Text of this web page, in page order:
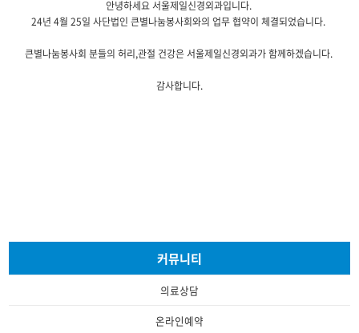
안녕하세요 서울제일신경외과입니다.
24년 4월 25일 사단법인 큰별나눔봉사회와의 업무 협약이 체결되었습니다.
큰별나눔봉사회 분들의 허리,관절 건강은 서울제일신경외과가 함께하겠습니다.
감사합니다.
커뮤니티
의료상담
온라인예약